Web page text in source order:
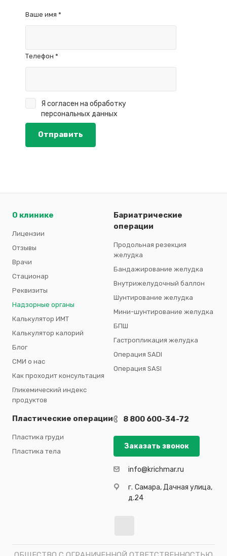
Ваше имя *
Телефон *
Я согласен на обработку
персональных данных
О клинике
Лицензии
Отзывы
Врачи
Стационар
Реквизиты
Надзорные органы
Калькулятор ИМТ
Калькулятор калорий
Блог
СМИ о нас
Как проходит консультация
Гликемический индекс
продуктов
Бариатрические
операции
Продольная резекция
желудка
Бандажирование желудка
Внутрижелудочный баллон
Шунтирование желудка
Мини-шунтирование желудка
БПШ
Гастропликация желудка
Операция SADI
Операция SASI
Пластические операции
Пластика груди
Пластика тела
8 800 600-34-72
Заказать звонок
info@krichmar.ru
г. Самара, Дачная улица,
д.24